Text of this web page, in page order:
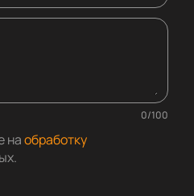
0/100
наобработку
.